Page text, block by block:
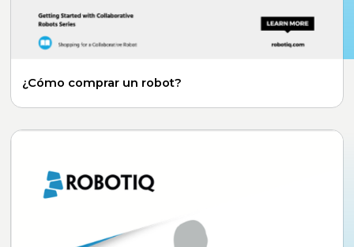
¿Cómo comprar un robot?